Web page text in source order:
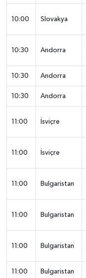
10:00 Slovakya
10:30 Andorra
10:30 Andorra
10:30 Andorra
11:00 İsviçre
11:00 İsviçre
11:00 Bulgaristan
11:00 Bulgaristan
11:00 Bulgaristan
11:00 Bulgaristan